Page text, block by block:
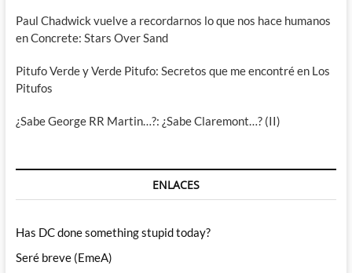
Paul Chadwick vuelve a recordarnos lo que nos hace humanos
en Concrete: Stars Over Sand
Pitufo Verde y Verde Pitufo: Secretos que me encontré en Los
Pitufos
¿Sabe George RR Martin…?: ¿Sabe Claremont…? (II)
ENLACES
Has DC done something stupid today?
Seré breve (EmeA)